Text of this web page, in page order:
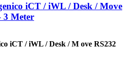
iCT / iWL / Desk / Move
3 Meter
iCT / iWL / Desk / M ove RS232